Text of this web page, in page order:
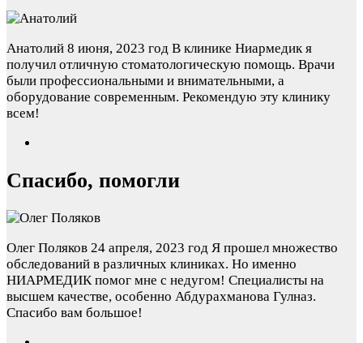
Анатолий 8 июня, 2023 год В клинике Ниармедик я
получил отличную стоматологическую помощь. Врачи
были профессиональными и внимательными, а
оборудование современным. Рекомендую эту клинику
всем!
Спасибо, помогли
Олег Поляков 24 апреля, 2023 год Я прошел множество
обследований в различных клиниках. Но именно
НИАРМЕДИК помог мне с недугом! Специалисты на
высшем качестве, особенно Абдурахманова Гулназ.
Спасибо вам большое!